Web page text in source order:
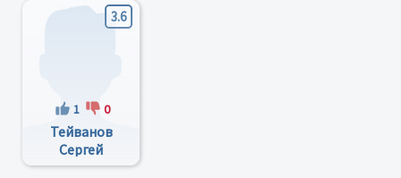
3.6
1 0
Тейванов
Сергей
Витальевич